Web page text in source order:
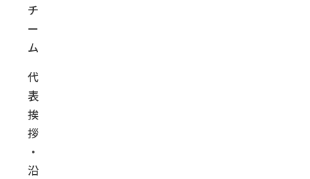
チ
ー
ム
代
表
挨
拶
・
沿